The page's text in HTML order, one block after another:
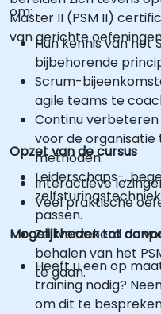
Master II (PSM II)
van gerichte
om:
Hun kennis van
bijbehorende
Scrum-
agile teams te
Continu
voor de
methoden.
Leiderschaps-,
passen.
Zelfverzekerd de
behalen van het
te gaan.
Opzet van de cursus
Interactieve
Veel praktische
Mogelijkheden tot
Heeft u een op
training nodig?
om dit te